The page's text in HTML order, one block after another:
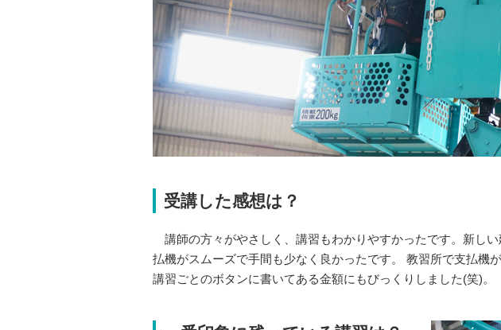
受講した感想は？
講師の方々がやさしく、講習もわかりやすかったです。新し
払機がスムーズで手間も少なく良かったです。 教習所で支払機
講習ごとのボタンに書いてある金額にもびっくりしました(笑)。